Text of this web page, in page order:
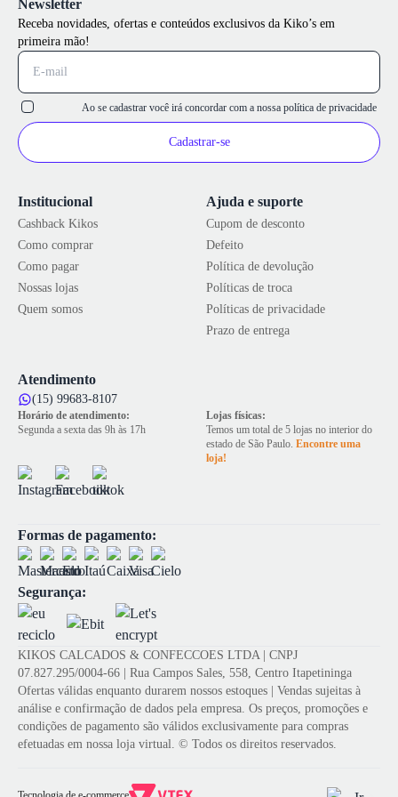
Institucional
Cashback Kikos
Como comprar
Como pagar
Nossas lojas
Quem somos
Ajuda e suporte
Cupom de desconto
Defeito
Política de devolução
Políticas de troca
Políticas de privacidade
Prazo de entrega
Atendimento
(15) 99683-8107
Horário de atendimento:
Segunda a sexta das 9h às 17h
Lojas físicas:
Temos um total de 5 lojas no interior do
estado de São Paulo. Encontre uma
loja!
Newsletter
Receba novidades, ofertas e conteúdos exclusivos da Kiko’s em
primeira mão!
Ao se cadastrar você irá concordar com a nossa política de privacidade
Cadastrar-se
Formas de pagamento:
Segurança:
KIKOS CALCADOS & CONFECCOES LTDA | CNPJ
07.827.295/0004-66 | Rua Campos Sales, 558, Centro Itapetininga
Ofertas válidas enquanto durarem nossos estoques | Vendas sujeitas à
análise e confirmação de dados pela empresa. Os preços, promoções e
condições de pagamento são válidos exclusivamente para compras
efetuadas em nossa loja virtual. © Todos os direitos reservados.